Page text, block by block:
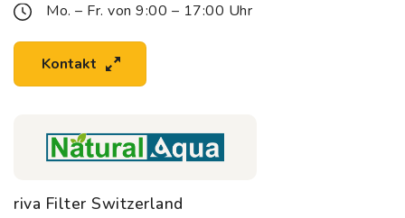
Mo. – Fr. von 9:00 – 17:00 Uhr
Kontakt
riva Filter Switzerland